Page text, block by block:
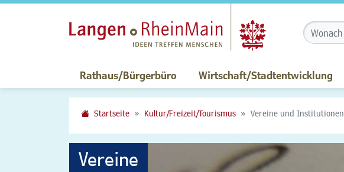
Rathaus/Bürgerbüro Wirtschaft/Stadtentwicklung
Startseite Kultur/Freizeit/Tourismus Vereine und Institutionen
Vereine